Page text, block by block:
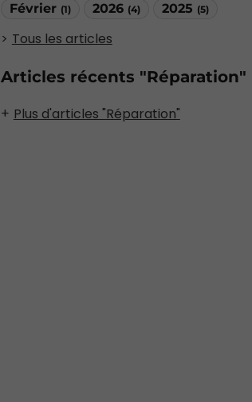
Février (1) 2026 (4) 2025 (5)
Tous les articles
Articles récents "Réparation"
Plus d'articles "Réparation"